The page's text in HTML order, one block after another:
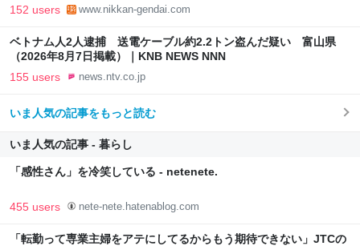
152 users www.nikkan-gendai.com
ベトナム人2人逮捕 送電ケーブル約2.2トン盗んだ疑い 富山県
（2026年8月7日掲載）｜KNB NEWS NNN
155 users news.ntv.co.jp
いま人気の記事をもっと読む
いま人気の記事 - 暮らし
「感性さん」を冷笑している - netenete.
455 users nete-nete.hatenablog.com
「転勤って専業主婦をアテにしてるからもう期待できない」JTCの